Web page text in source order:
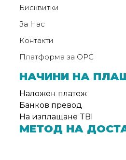
Бисквитки
За Нас
Контакти
Платформа за ОРС
НАЧИНИ НА
Наложен платеж
Банков превод
На изплащане TBI
МЕТОД НА